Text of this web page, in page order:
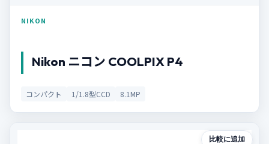
NIKON
Nikon ニコン COOLPIX P4
コンパクト 1/1.8型CCD 8.1MP
比較に追加